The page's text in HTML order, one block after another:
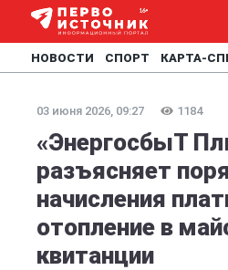
НОВОСТИ СПОРТ КАРТА-
03 июня 2026, 09:27 1184
«ЭнергосбыТ
разъясняет
начисления
отопление в
квитанции